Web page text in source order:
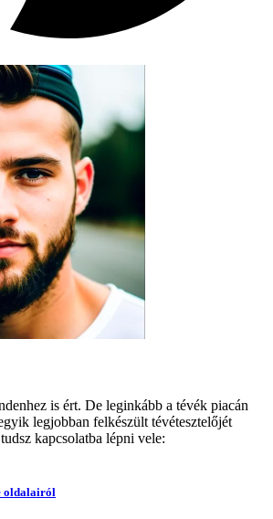
is ért. De leginkább a tévék piacán
legjobban felkészült tévétesztelőjét
kapcsolatba lépni vele:
oldalairól